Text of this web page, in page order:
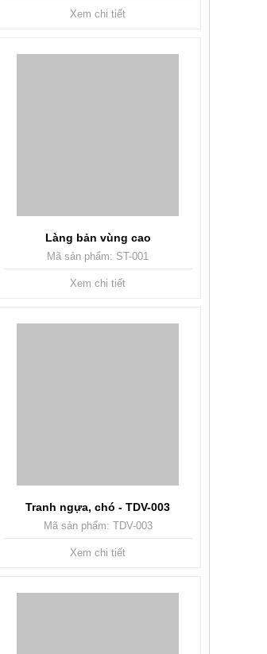
Xem chi tiết
Làng bản vùng cao
Mã sản phẩm: ST-001
Xem chi tiết
Tranh ngựa, chó - TDV-003
Mã sản phẩm: TDV-003
Xem chi tiết